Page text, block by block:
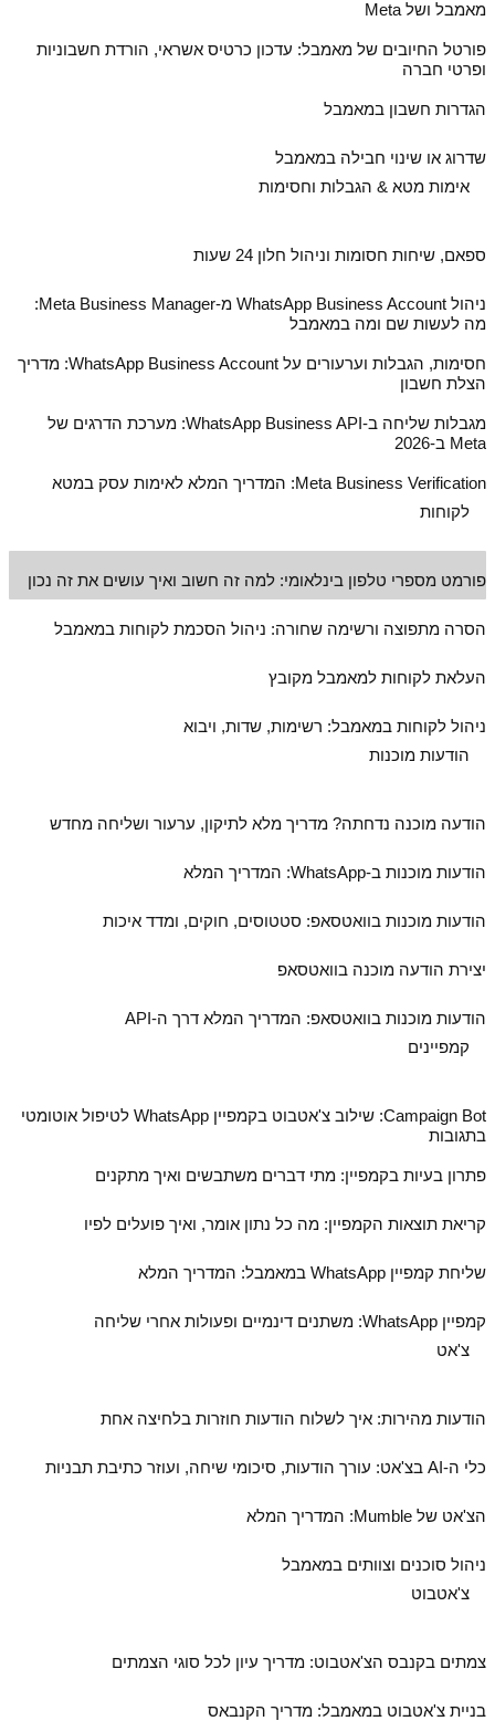
מאמבל ושל Meta
פורטל החיובים של מאמבל: עדכון כרטיס אשראי, הורדת חשבוניות
ופרטי חברה
הגדרות חשבון במאמבל
שדרוג או שינוי חבילה במאמבל
אימות מטא & הגבלות וחסימות
ספאם, שיחות חסומות וניהול חלון 24 שעות
ניהול WhatsApp Business Account מ‑Meta Business Manager:
מה לעשות שם ומה במאמבל
חסימות, הגבלות וערעורים על WhatsApp Business Account: מדריך
הצלת חשבון
מגבלות שליחה ב‑WhatsApp Business API: מערכת הדרגים של
Meta ב‑2026
Meta Business Verification: המדריך המלא לאימות עסק במטא
לקוחות
פורמט מספרי טלפון בינלאומי: למה זה חשוב ואיך עושים את זה נכון
הסרה מתפוצה ורשימה שחורה: ניהול הסכמת לקוחות במאמבל
העלאת לקוחות למאמבל מקובץ
ניהול לקוחות במאמבל: רשימות, שדות, ויבוא
הודעות מוכנות
הודעה מוכנה נדחתה? מדריך מלא לתיקון, ערעור ושליחה מחדש
הודעות מוכנות ב‑WhatsApp: המדריך המלא
הודעות מוכנות בוואטסאפ: סטטוסים, חוקים, ומדד איכות
יצירת הודעה מוכנה בוואטסאפ
הודעות מוכנות בוואטסאפ: המדריך המלא דרך ה‑API
קמפיינים
Campaign Bot: שילוב צ'אטבוט בקמפיין WhatsApp לטיפול אוטומטי
בתגובות
פתרון בעיות בקמפיין: מתי דברים משתבשים ואיך מתקנים
קריאת תוצאות הקמפיין: מה כל נתון אומר, ואיך פועלים לפיו
שליחת קמפיין WhatsApp במאמבל: המדריך המלא
קמפיין WhatsApp: משתנים דינמיים ופעולות אחרי שליחה
צ'אט
הודעות מהירות: איך לשלוח הודעות חוזרות בלחיצה אחת
כלי ה‑AI בצ'אט: עורך הודעות, סיכומי שיחה, ועוזר כתיבת תבניות
הצ'אט של Mumble: המדריך המלא
ניהול סוכנים וצוותים במאמבל
צ'אטבוט
צמתים בקנבס הצ'אטבוט: מדריך עיון לכל סוגי הצמתים
בניית צ'אטבוט במאמבל: מדריך הקנבאס